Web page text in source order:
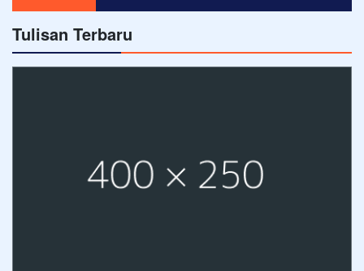
Tulisan Terbaru